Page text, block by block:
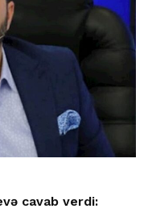
cavab verdi: